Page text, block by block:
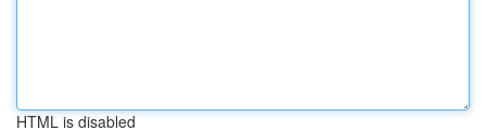
HTML is disabled